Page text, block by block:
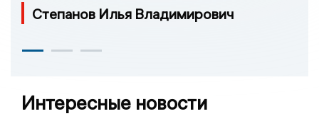
Степанов Илья Владимирович
Интересные новости